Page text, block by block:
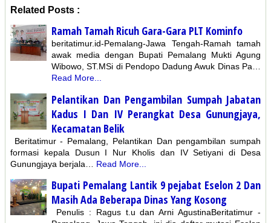
Related Posts :
Ramah Tamah Ricuh Gara-Gara PLT Kominfo
beritatimur.id-Pemalang-Jawa Tengah-Ramah tamah
awak media dengan Bupati Pemalang Mukti Agung
Wibowo, ST.MSi di Pendopo Dadung Awuk Dinas Pa…
Read More...
Pelantikan Dan Pengambilan Sumpah Jabatan
Kadus I Dan IV Perangkat Desa Gunungjaya,
Kecamatan Belik
Beritatimur - Pemalang, Pelantikan Dan pengambilan sumpah
formasi kepala Dusun I Nur Kholis dan IV Setiyani di Desa
Gunungjaya berjala…
Read More...
Bupati Pemalang Lantik 9 pejabat Eselon 2 Dan
Masih Ada Beberapa Dinas Yang Kosong
Penulis : Ragus t.u dan Arni AgustinaBeritatimur -